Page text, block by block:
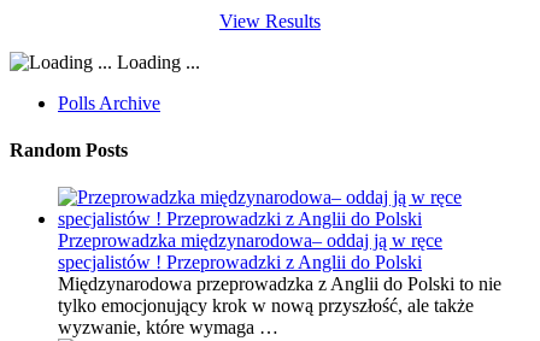
View Results
Loading ...
Polls Archive
Random Posts
Przeprowadzka międzynarodowa– oddaj ją w ręce
specjalistów ! Przeprowadzki z Anglii do Polski
Międzynarodowa przeprowadzka z Anglii do Polski to nie
tylko emocjonujący krok w nową przyszłość, ale także
wyzwanie, które wymaga …